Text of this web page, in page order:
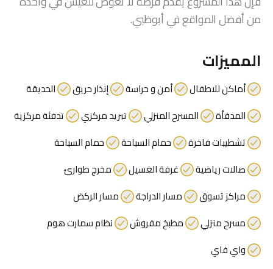
من أفضل المواقع في أبوظبي.
المميزات
أماكن للاطفال أمن و حراسة إنذار حريق
الحديقة
المدفأة
المسرح المنزلي تبريد مركزي
تدفئة مركزية
تشطيبات فاخرة
حمام السباحة
حمام السباحة
صالات رياضية
غرفة الغسيل
مخرج طوارئ
مراكز تسوق
مسار الدراجة
مسار الركض
مسرح منزلي
مطبخ مفروش
نظام سمارت هوم
واي فاي